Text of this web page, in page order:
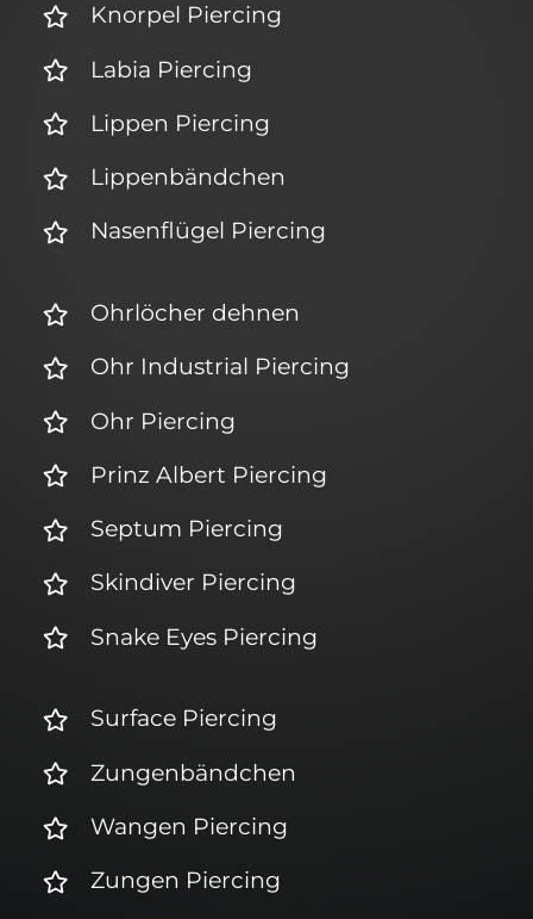
Knorpel Piercing
Labia Piercing
Lippen Piercing
Lippenbändchen
Nasenflügel Piercing
Ohrlöcher dehnen
Ohr Industrial Piercing
Ohr Piercing
Prinz Albert Piercing
Septum Piercing
Skindiver Piercing
Snake Eyes Piercing
Surface Piercing
Zungenbändchen
Wangen Piercing
Zungen Piercing